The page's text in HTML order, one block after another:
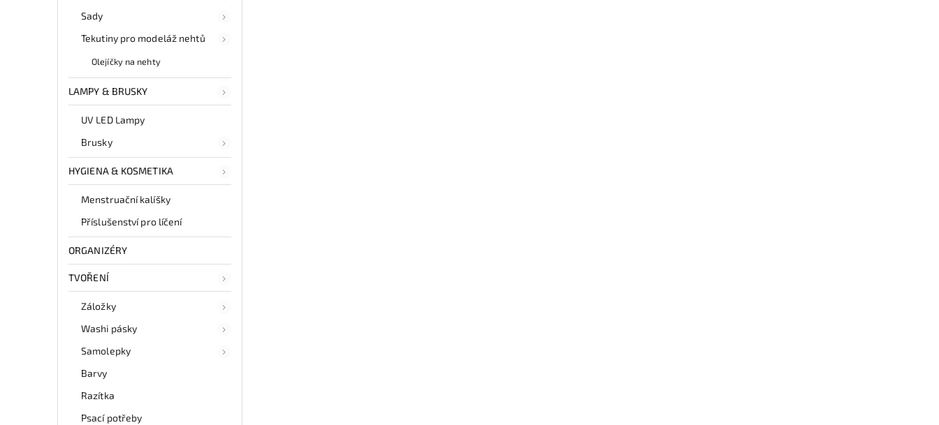
Sady
Tekutiny pro modeláž nehtů
Olejíčky na nehty
LAMPY & BRUSKY
UV LED Lampy
Brusky
HYGIENA & KOSMETIKA
Menstruační kalíšky
Příslušenství pro líčení
ORGANIZÉRY
TVOŘENÍ
Záložky
Washi pásky
Samolepky
Barvy
Razítka
Psací potřeby